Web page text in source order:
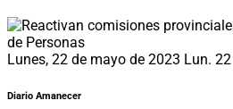
Lunes, 22 de mayo de 2023 Lun.
Diario Amanecer